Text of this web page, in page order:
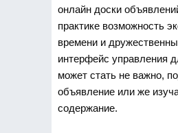
онлайн доски
практике возможность
времени и
интерфейс управления
может стать не важно,
объявление или же
содержание.